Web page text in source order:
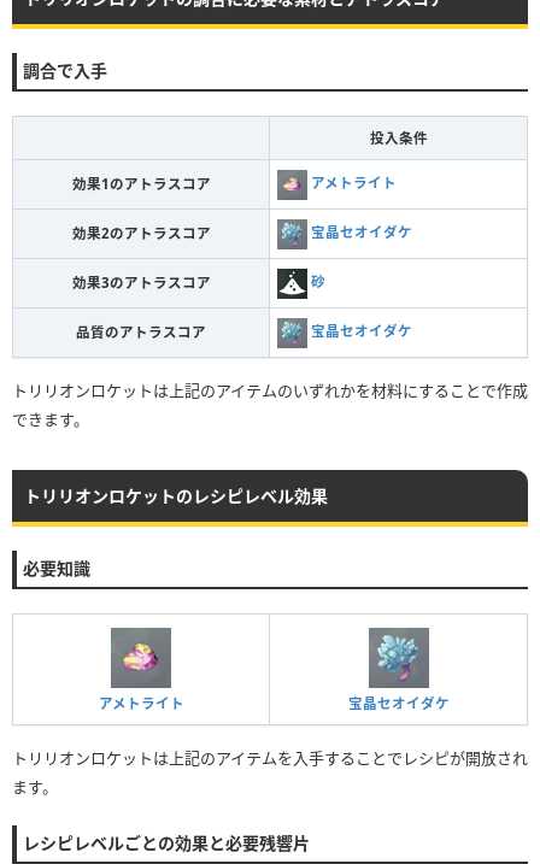
調合で入手
投入条件
効果1のアトラスコア アメトライト
効果2のアトラスコア 宝晶セオイダケ
効果3のアトラスコア 砂
品質のアトラスコア 宝晶セオイダケ
トリリオンロケットは上記のアイテムのいずれかを材料にすることで作成
できます。
トリリオンロケットのレシピレベル効果
必要知識
アメトライト 宝晶セオイダケ
トリリオンロケットは上記のアイテムを入手することでレシピが開放され
ます。
レシピレベルごとの効果と必要残響片